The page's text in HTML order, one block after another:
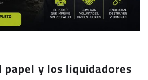
y los liquidadores